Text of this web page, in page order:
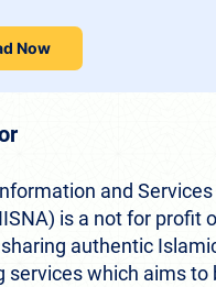
Now
and
is a not for profit
authentic
services which aims to